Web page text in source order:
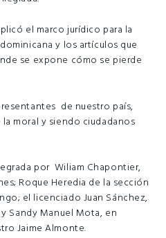
el marco jurídico para la
y los artículos que
se expone cómo se pierde
de nuestro país,
moral y siendo ciudadanos
por Wiliam Chapontier,
Roque Heredia de la sección
el licenciado Juan Sánchez,
Sandy Manuel Mota, en
Jaime Almonte.